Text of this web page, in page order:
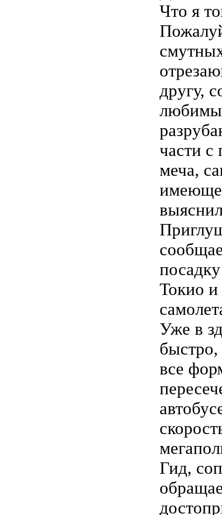
Что я
другу,
части с
меча,
Токио и
Уже в
все
Гид,